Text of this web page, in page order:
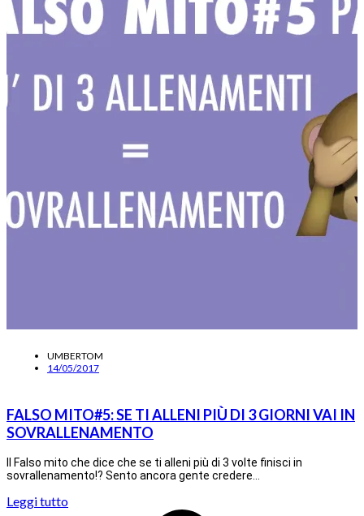
UMBERTOM
14/05/2017
FALSO MITO#5: SE TI ALLENI PIÙ DI 3 GIORNI VAI IN
SOVRALLENAMENTO
Il Falso mito che dice che se ti alleni più di 3 volte finisci in
sovrallenamento!? Sento ancora gente credere…
Leggi tutto